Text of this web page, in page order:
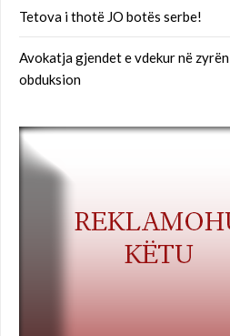
Tetova i thotë JO botës serbe!
Avokatja gjendet e vdekur në
obduksion